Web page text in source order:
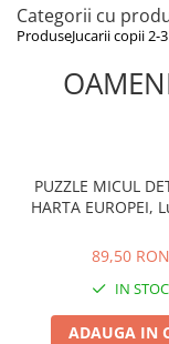
Categorii cu
ProduseJucarii copii 2-
PUZZLE MICUL
HARTA EUROPEI,
89,50 RON
IN STOC
ADAUGA IN